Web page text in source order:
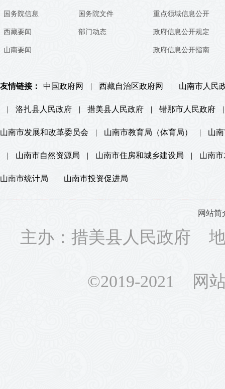
国务院信息
西藏要闻
山南要闻
国务院文件
部门动态
重点领域信息公开
政府信息公开规定
政府信息公开指南
友情链接： 中国政府网 | 西藏自治区政府网 | 山南市人民
| 洛扎县人民政府 | 措美县人民政府 | 错那市人民政府 |
山南市发展和改革委员会 | 山南市教育局（体育局） | 山
| 山南市自然资源局 | 山南市住房和城乡建设局 | 山南
山南市统计局 | 山南市投资促进局
网站简
主办：措美县人民政府
©2019-2021 网